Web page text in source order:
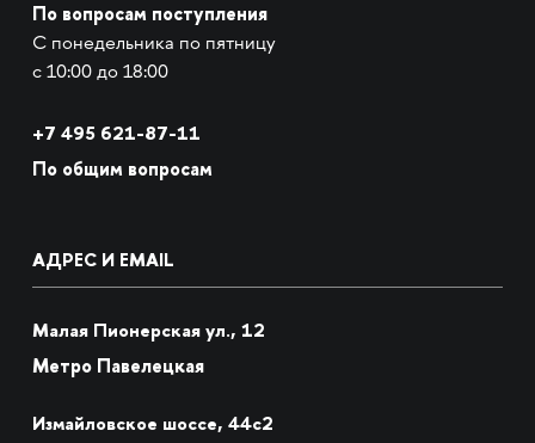
По вопросам поступления
С понедельника по пятницу
с 10:00 до 18:00
+7 495 621-87-11
По общим вопросам
АДРЕС И EMAIL
Малая Пионерская ул., 12
Метро Павелецкая
Измайловское шоссе, 44с2